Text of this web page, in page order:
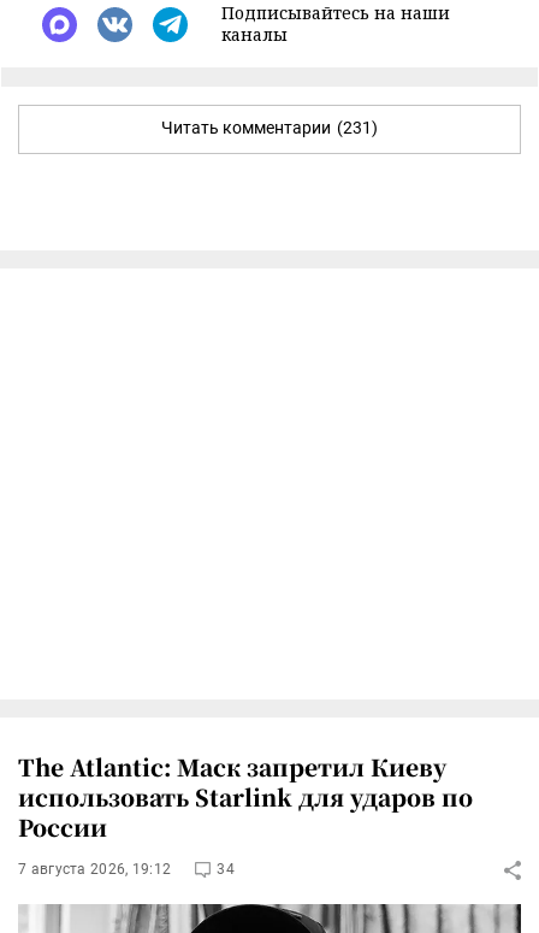
Подписывайтесь на наши
каналы
Читать комментарии (231)
The Atlantic: Маск запретил Киеву
использовать Starlink для ударов по
России
7 августа 2026, 19:12 34